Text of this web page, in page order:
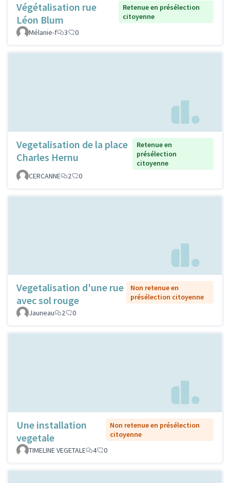
Végétalisation rue
Léon Blum
Retenue en présélection
citoyenne
Mélanie-f
3 0
Vegetalisation de la place
Charles Hernu
Retenue en
présélection
citoyenne
CERCANNE
2 0
Vegetalisation d'une rue
avec sol rouge
Non retenue en
présélection citoyenne
Jauneau
2 0
Une installation
vegetale
Non retenue en présélection
citoyenne
TIMELINE VEGETALE
4 0